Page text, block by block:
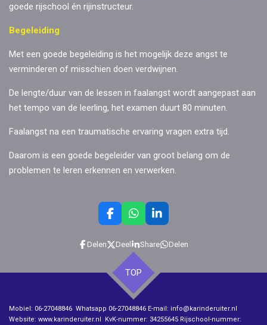
goede rijschool én rijinstructeur.
Begeleiding
Met een goede begeleiding is het mogelijk deze angst te
verminderen of misschien doen verdwijnen.
De lengte/duur van de lessen in faalangst wordt aangepast aan
het tempo van de leerling, het examen duurt 80 minuten.
Faalangst na een traumatische ervaring vragen extra tijd.
Daarom is een goede begeleider van groot belang om de
problemen te leren erkennen en verwerken.
F
a
c
e
o
o
W
h
a
t
A
p
L
i
k
d
Delen Deel Share Delen
TOP
Mobiel: 06-27048846 Whatsapp 06-27048846 E-mail: info@karinderuiter.nl
Website: www.karinderuiter.nl KvK-nummer: 34255645 Rijschool-nummer: